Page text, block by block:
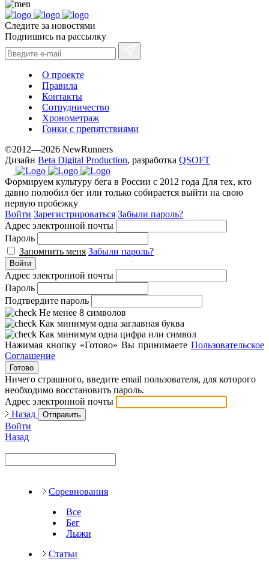
Следите за новостями
Подпишись на рассылку
О проекте
Правила
Контакты
Сотрудничество
Хронометраж
Гонки с препятствиями
©2012—2026 NewRunners
Дизайн Beta Digital Production, разработка QSOFT
Формируем культуру бега в России с 2012 года Для тех, кто
давно полюбил бег или только собирается выйти на свою
первую пробежку
Войти Зарегистрироваться Забыли пароль?
Адрес электронной почты
Пароль
Запомнить меня Забыли пароль?
Войти
Адрес электронной почты
Пароль
Подтвердите пароль
Не менее 8 символов
Как минимум одна заглавная буква
Как минимум одна цифра или символ
Нажимая кнопку «Готово» Вы принимаете Пользовательское
Соглашение
Готово
Ничего страшного, введите email пользователя, для которого
необходимо восстановить пароль.
Адрес электронной почты
Назад
Отправить
Войти
Назад
Соревнования
Все
Бег
Лыжи
Статьи